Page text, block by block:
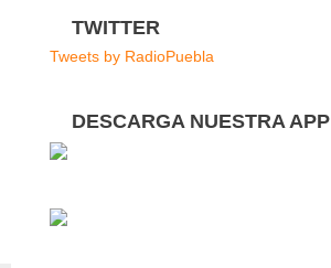
TWITTER
Tweets by RadioPuebla
DESCARGA NUESTRA APP